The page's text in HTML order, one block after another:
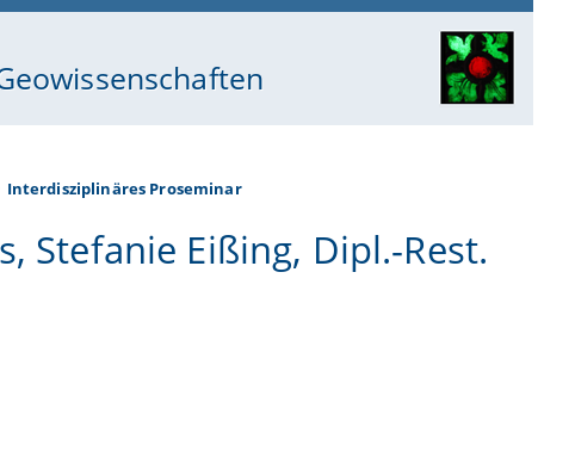
Interdisziplinäres Proseminar
Stefanie Eißing, Dipl.-Rest.